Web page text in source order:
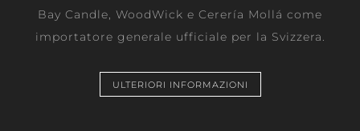
Bay Candle, WoodWick e Cerería Mollá come
importatore generale ufficiale per la Svizzera.
ULTERIORI INFORMAZIONI